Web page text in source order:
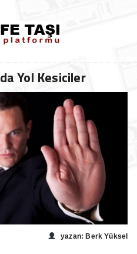
Yol Kesiciler
yazan: Berk Yüksel